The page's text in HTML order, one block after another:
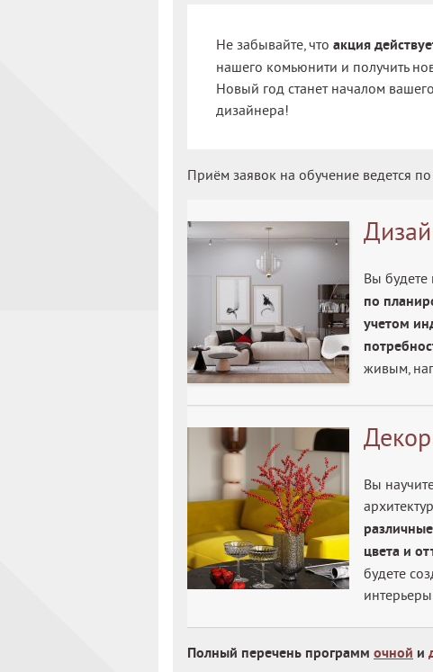
Не забывайте, что акция
нашего комьюнити и получить
Новый год станет началом
дизайнера!
Приём заявок на обучение ведется
Вы будете
по
учетом
живым,
Вы
цвета и
будете
Полный перечень программ очной и